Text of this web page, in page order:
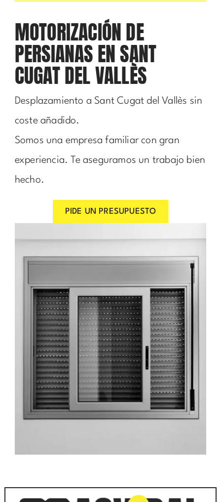
MOTORIZACIÓN DE
PERSIANAS EN SANT
CUGAT DEL VALLÈS
Desplazamiento a Sant Cugat del Vallès sin
coste añadido.
Somos una empresa familiar con gran
experiencia. Te aseguramos un trabajo bien
hecho.
PIDE UN PRESUPUESTO